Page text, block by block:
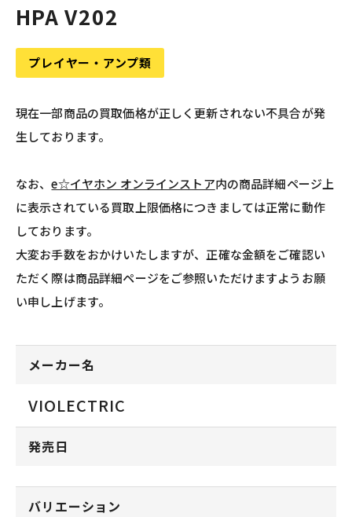
HPA V202
プレイヤー・アンプ類
現在一部商品の買取価格が正しく更新されない不具合が発
生しております。
なお、e☆イヤホン オンラインストア内の商品詳細ページ上
に表示されている買取上限価格につきましては正常に動作
しております。
大変お手数をおかけいたしますが、正確な金額をご確認い
ただく際は商品詳細ページをご参照いただけますようお願
い申し上げます。
メーカー名
VIOLECTRIC
発売日
バリエーション